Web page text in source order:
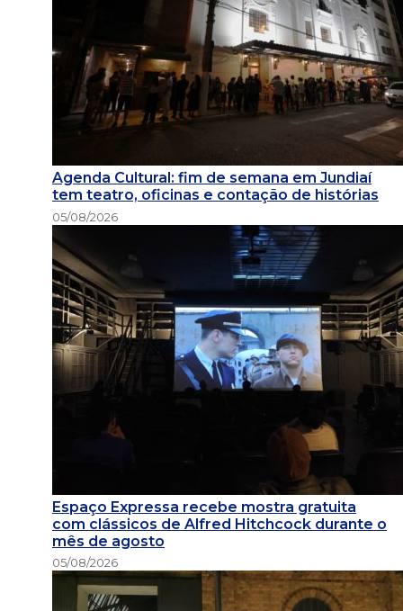
Agenda Cultural: fim de semana em Jundiaí
tem teatro, oficinas e contação de histórias
05/08/2026
Espaço Expressa recebe mostra gratuita
com clássicos de Alfred Hitchcock durante o
mês de agosto
05/08/2026